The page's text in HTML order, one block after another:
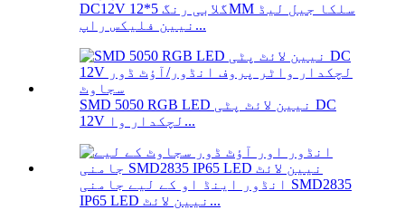
DC12V گلابی رنگ 5*12MM سلکا جیل لیڈ
نیین فلیکس راپ...
SMD 5050 RGB LED نیین لائٹ پٹی DC
12V لچکدار وا...
انڈور اینڈ او کے لیے جامنی SMD2835
IP65 LED نیین لائٹ...